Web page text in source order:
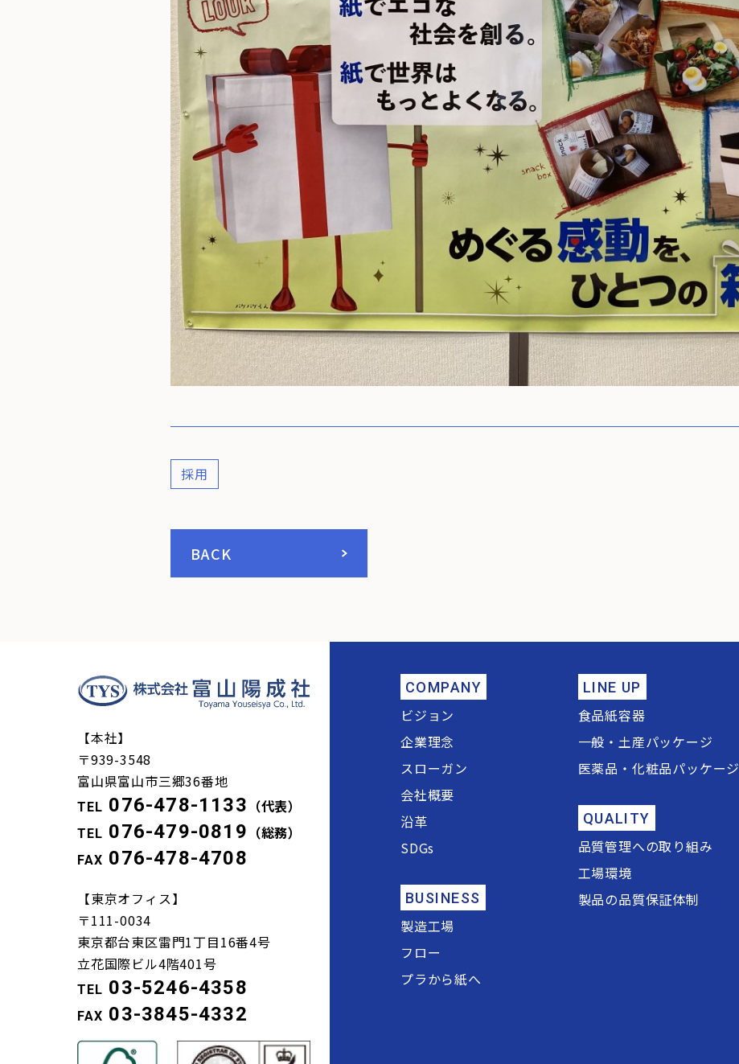
採用
BACK
【本社】
〒939-3548
富山県富山市三郷36番地
TEL 076-478-1133 （代表）
TEL 076-479-0819 （総務）
FAX 076-478-4708
【東京オフィス】
〒111-0034
東京都台東区雷門1丁目16番4号
立花国際ビル4階401号
TEL 03-5246-4358
FAX 03-3845-4332
COMPANY
ビジョン
企業理念
スローガン
会社概要
沿革
SDGs
BUSINESS
製造工場
フロー
プラから紙へ
LINE UP
食品紙容器
一般・土産パッケージ
医薬品・化粧品パッケージ
QUALITY
品質管理への取り組み
工場環境
製品の品質保証体制